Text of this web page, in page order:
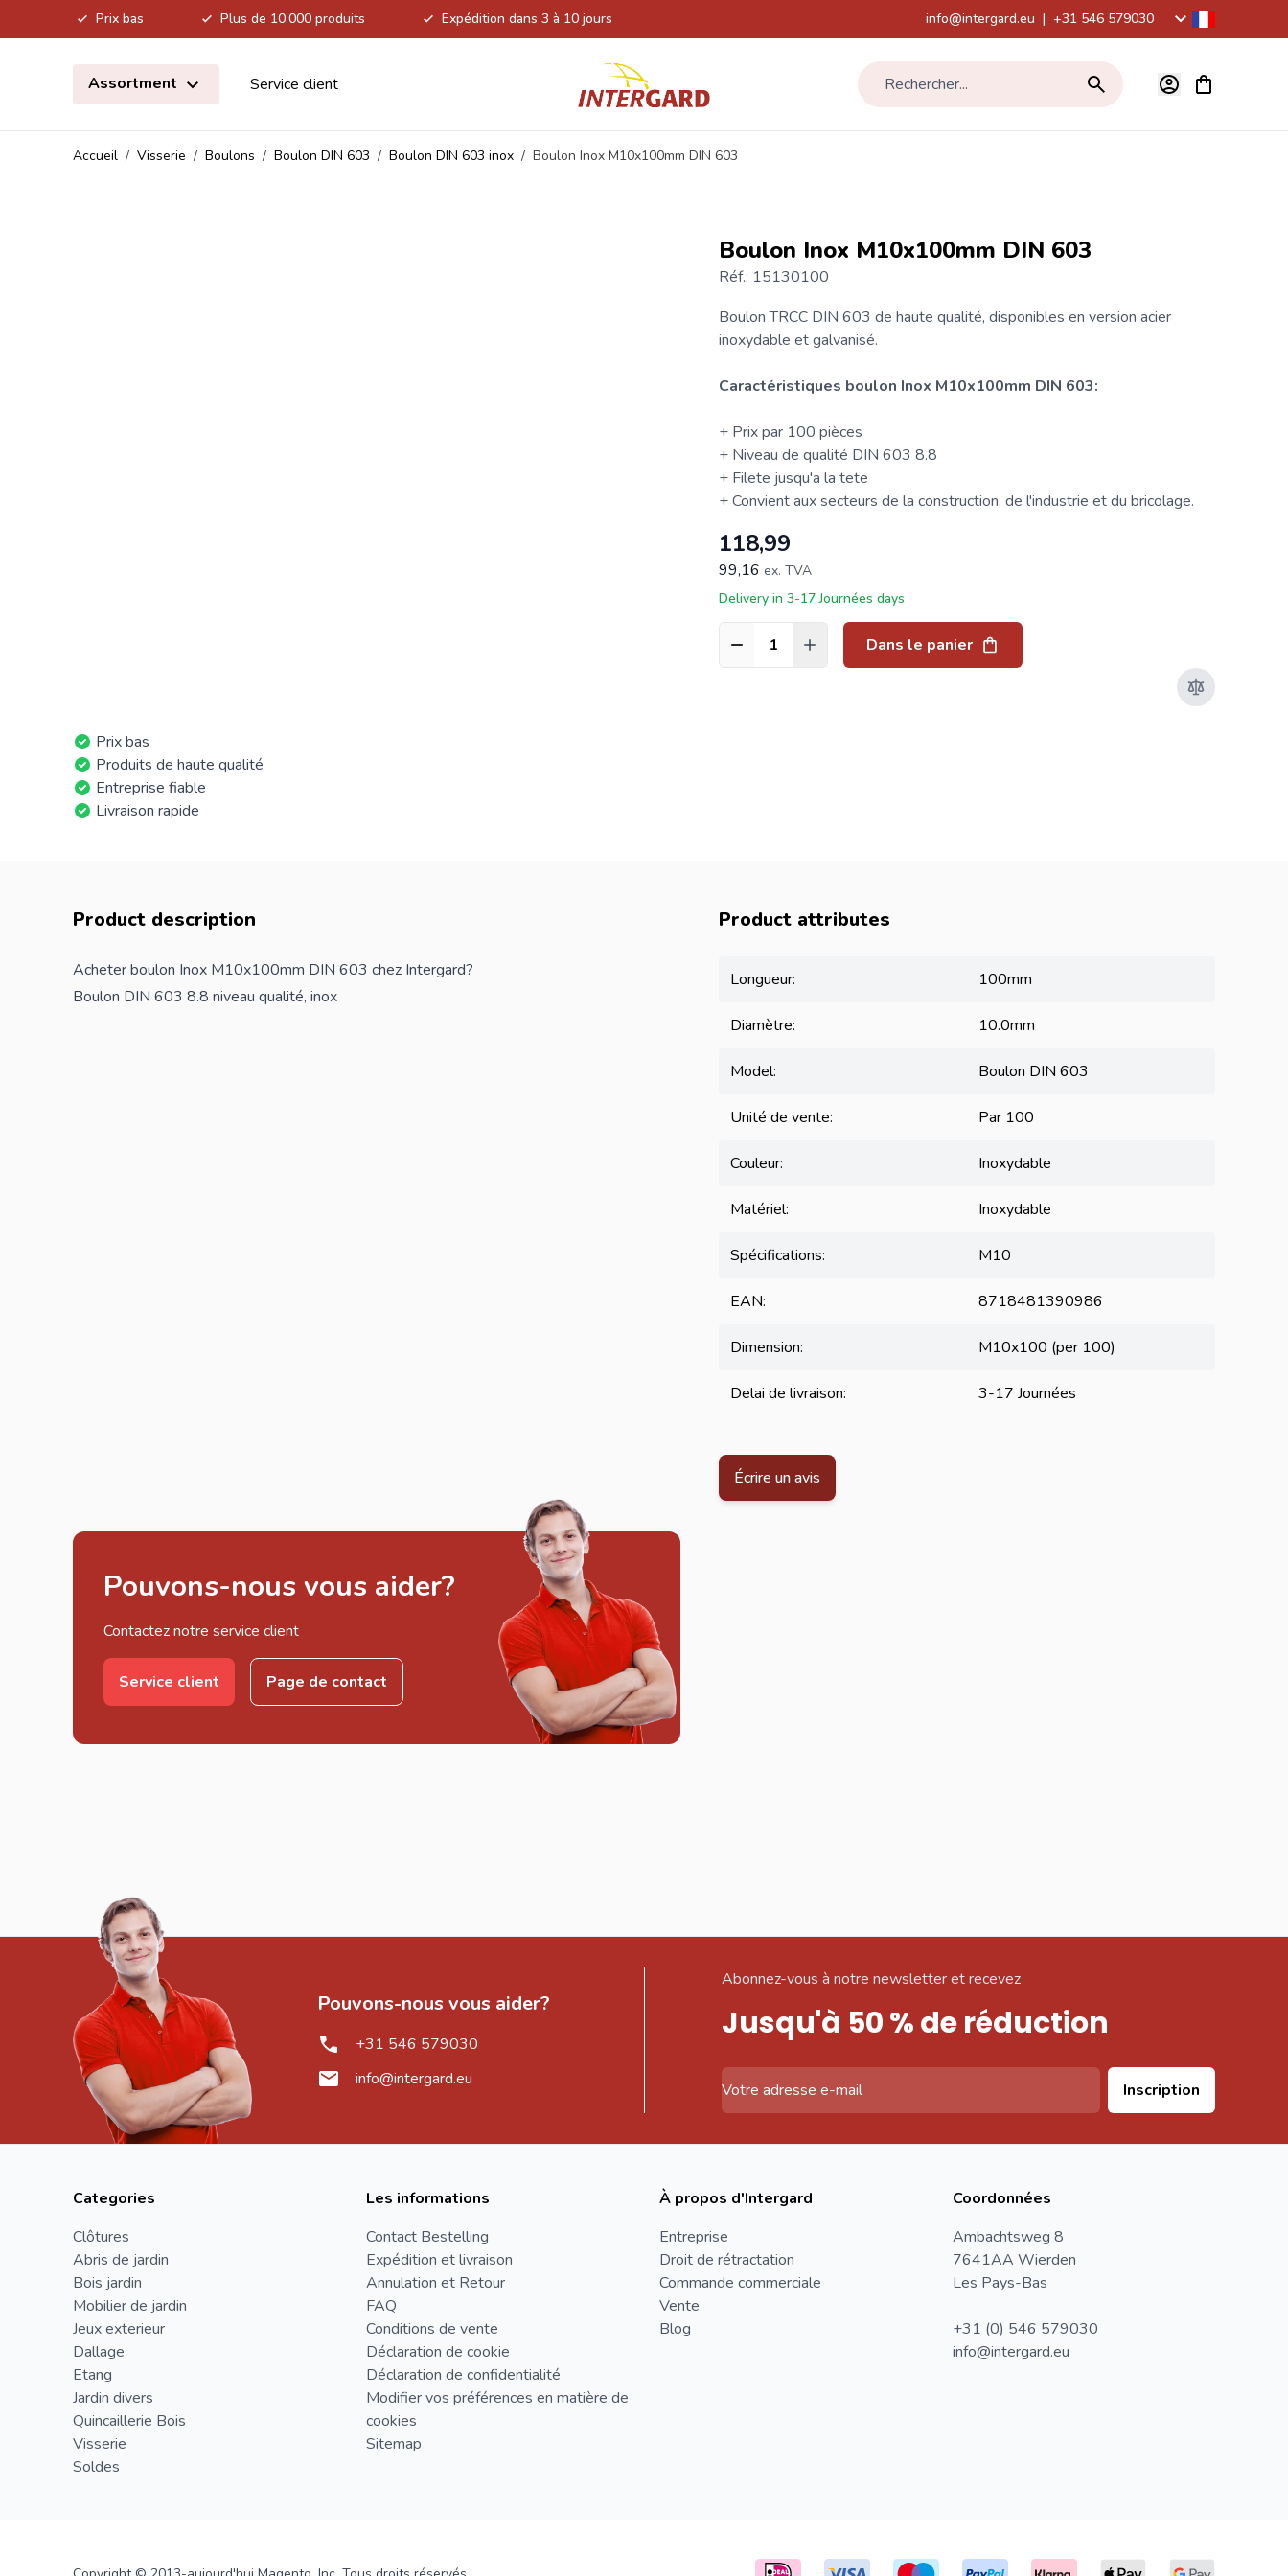
Prix bas Plus de 10.000 produits Expédition dans 3 à 10 jours info@intergard.eu | +31 546 579030
Assortment
Service client Rechercher... Voir le
Accueil / Visserie / Boulons / Boulon DIN 603 / Boulon DIN 603 inox / Boulon Inox M10x100mm DIN 603
Prix bas
Produits de haute qualité
Entreprise fiable
Livraison rapide
Boulon Inox M10x100mm DIN 603
Réf.: 15130100
BoulonTRCC DIN 603 de haute qualité, disponibles en version acier
inoxydable et galvanisé.
Caractéristiques boulon Inox M10x100mm DIN 603:
+ Prix par 100 pièces
+ Niveau de qualité DIN 603 8.8
+ Filete jusqu'a la tete
+ Convient aux secteurs de la construction, de l'industrie et du bricolage.
118,99
99,16 ex. TVA
Delivery in 3-17 Journées days
Quantité Dans le panier
Product description
Acheter boulon Inox M10x100mm DIN 603 chez Intergard?
Boulon DIN 603 8.8 niveau qualité, inox
Product attributes
Longueur: 100mm
Diamètre: 10.0mm
Model: Boulon DIN 603
Unité de vente: Par 100
Couleur: Inoxydable
Matériel: Inoxydable
Spécifications: M10
EAN: 8718481390986
Dimension: M10x100 (per 100)
Delai de livraison: 3-17 Journées
Pouvons-nous vous aider?
Contactez notre service client
Service client Page de contact
Écrire un avis
Pouvons-nous vous aider?
+31 546 579030
info@intergard.eu
Abonnez-vous à notre newsletter et recevez
Jusqu'à 50 % de réduction
Inscription
Categories
Clôtures
Abris de jardin
Bois jardin
Mobilier de jardin
Jeux exterieur
Dallage
Etang
Jardin divers
Quincaillerie Bois
Visserie
Soldes
Les informations
Contact Bestelling
Expédition et livraison
Annulation et Retour
FAQ
Conditions de vente
Déclaration de cookie
Déclaration de confidentialité
Modifier vos préférences en matière de
cookies
Sitemap
À propos d'Intergard
Entreprise
Droit de rétractation
Commande commerciale
Vente
Blog
Coordonnées
Ambachtsweg 8
7641AA Wierden
Les Pays-Bas
+31 (0) 546 579030
info@intergard.eu